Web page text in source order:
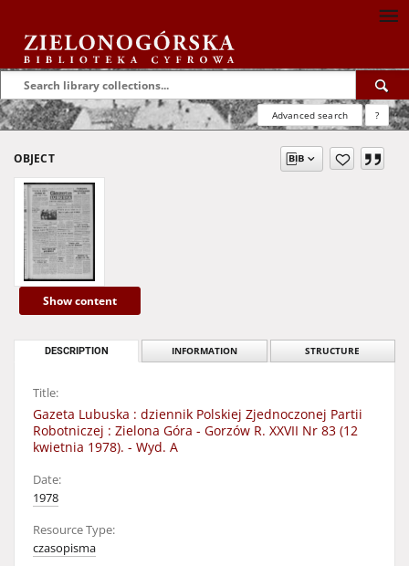
Advanced search ?
OBJECT
Show content
DESCRIPTION INFORMATION STRUCTURE
Title:
Gazeta Lubuska : dziennik Polskiej Zjednoczonej Partii
Robotniczej : Zielona Góra - Gorzów R. XXVII Nr 83 (12
kwietnia 1978). - Wyd. A
Date:
1978
Resource Type:
czasopisma